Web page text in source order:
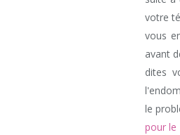
votre
vous
avant
dites
le
pour le